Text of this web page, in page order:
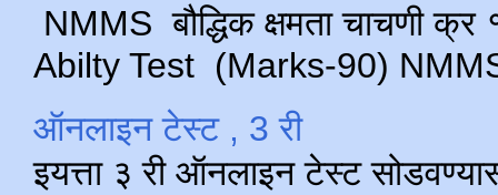
NMMS बौद्धिक क्षमता चाचणी
Abilty Test (Marks-90) NMMS
ऑनलाइन टेस्ट , 3 री
इयत्ता ३ री ऑनलाइन टेस्ट